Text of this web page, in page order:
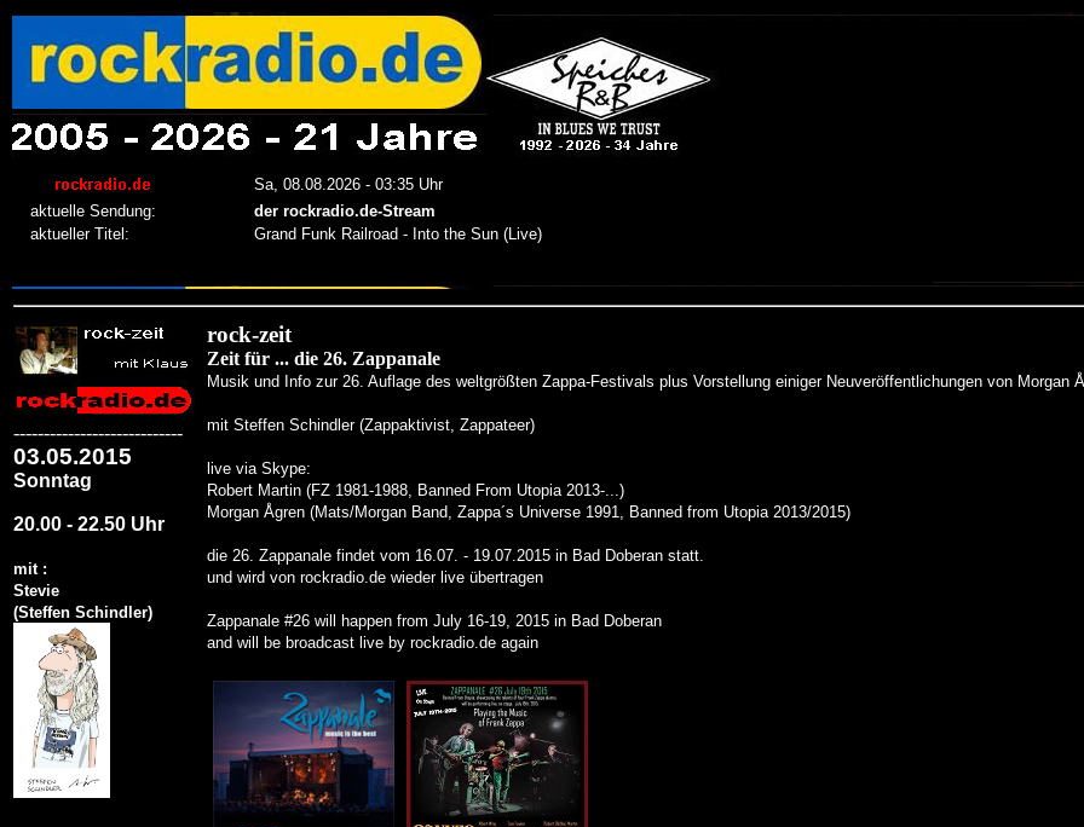
----------------------------
03.05.2015
Sonntag
20.00 - 22.50 Uhr
mit :
Stevie
(Steffen Schindler)
rock-zeit
Zeit für ... die 26. Zappanale
Musik und Info zur 26. Auflage des weltgrößten Zappa-Festivals plus Vorstellung einiger Neuveröffentlichungen von Morgan
mit Steffen Schindler (Zappaktivist, Zappateer)
live via Skype:
Robert Martin (FZ 1981-1988, Banned From Utopia 2013-...)
Morgan Ågren (Mats/Morgan Band, Zappa´s Universe 1991, Banned from Utopia 2013/2015)
die 26. Zappanale findet vom 16.07. - 19.07.2015 in Bad Doberan statt.
und wird von rockradio.de wieder live übertragen
Zappanale #26 will happen from July 16-19, 2015 in Bad Doberan
and will be broadcast live by rockradio.de again